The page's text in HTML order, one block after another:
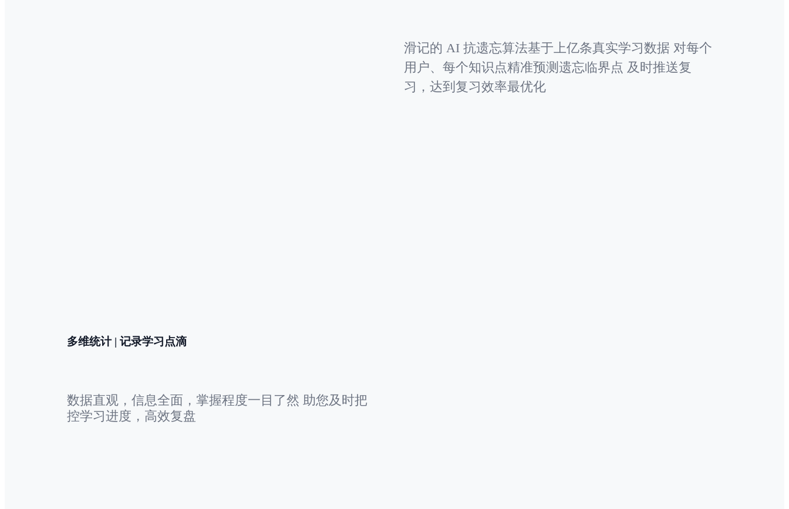
滑记的 AI 抗遗忘算法基于上亿条真实学习数据 对每个
用户、每个知识点精准预测遗忘临界点 及时推送复
习，达到复习效率最优化
多维统计 | 记录学习点滴
数据直观，信息全面，掌握程度一目了然 助您及时把
控学习进度，高效复盘